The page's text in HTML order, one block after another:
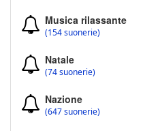
Musica rilassante
(154 suonerie)
Natale
(74 suonerie)
Nazione
(647 suonerie)